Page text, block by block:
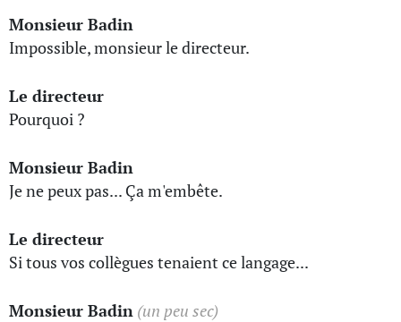
Monsieur Badin
Impossible, monsieur le directeur.
Le directeur
Pourquoi ?
Monsieur Badin
Je ne peux pas... Ça m'embête.
Le directeur
Si tous vos collègues tenaient ce langage...
Monsieur Badin (un peu sec)